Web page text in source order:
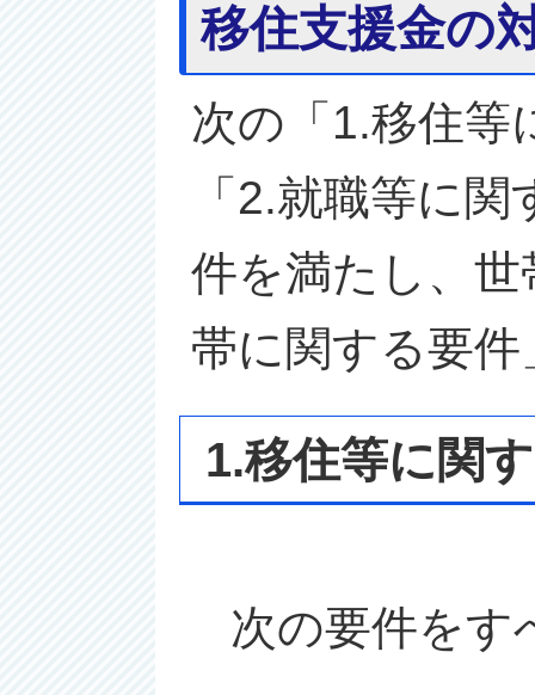
移住支援金の
次の「1.移住等
「2.就職等に
件を満たし、
帯に関する要
1.移住等に関
次の要件をす